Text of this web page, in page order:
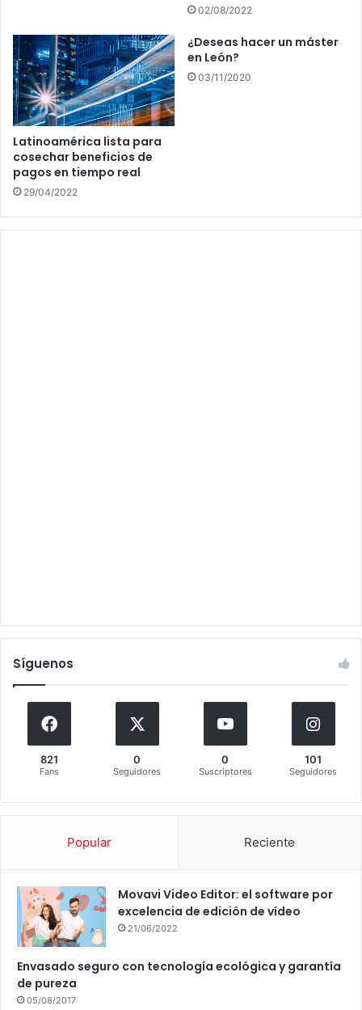
02/08/2022
Latinoamérica lista para
cosechar beneficios de
pagos en tiempo real
29/04/2022
¿Deseas hacer un máster
en León?
03/11/2020
Síguenos
821
Fans
0
Seguidores
0
Suscriptores
101
Seguidores
Popular Reciente
Movavi Video Editor: el software por
excelencia de edición de vídeo
21/06/2022
Envasado seguro con tecnología ecológica y garantía
de pureza
05/08/2017